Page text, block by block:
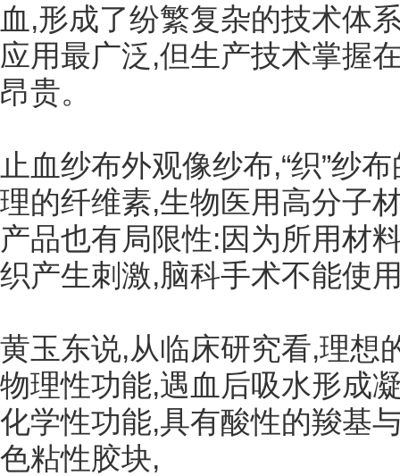
血,形成了纷繁复杂的技术体
应用最广泛,但生产技术掌握
昂贵。
止血纱布外观像纱布,“织”纱
理的纤维素,生物医用高分子
产品也有局限性:因为所用材
织产生刺激,脑科手术不能使
黄玉东说,从临床研究看,理想
物理性功能,遇血后吸水形成
化学性功能,具有酸性的羧基
色粘性胶块,